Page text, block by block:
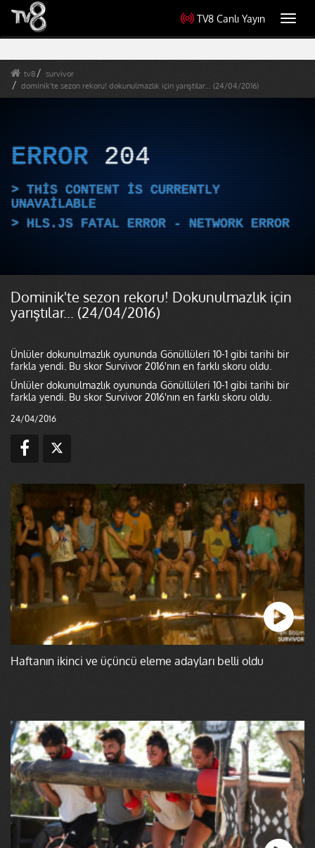
TV8 Canlı Yayın
tv8
survivor
dominik'te sezon rekoru! dokunulmazlık için yarıştılar... (24/04/2016)
ERROR 204
THIS CONTENT IS CURRENTLY
UNAVAILABLE
HLS.JS FATAL ERROR - NETWORK ERROR
Dominik'te sezon rekoru! Dokunulmazlık için
yarıştılar... (24/04/2016)
Ünlüler dokunulmazlık oyununda Gönüllüleri 10-1 gibi tarihi bir
farkla yendi. Bu skor Survivor 2016'nın en farklı skoru oldu.
Ünlüler dokunulmazlık oyununda Gönüllüleri 10-1 gibi tarihi bir
farkla yendi. Bu skor Survivor 2016'nın en farklı skoru oldu.
24/04/2016
Haftanın ikinci ve üçüncü eleme adayları belli oldu